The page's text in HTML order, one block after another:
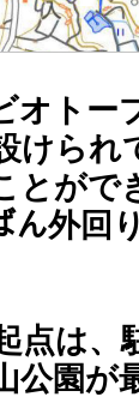
オトー
けられ
とが
ん外回
点は、
公園が